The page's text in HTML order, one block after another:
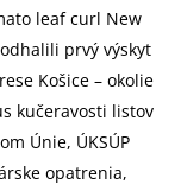
leaf curl New
prvý výskyt
Košice – okolie
kučeravosti listov
Únie, ÚKSÚP
opatrenia,